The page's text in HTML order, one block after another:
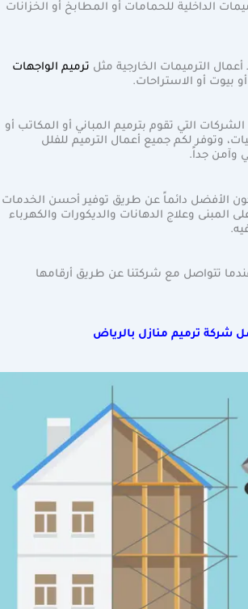
الداخلية للحمامات أو المطابخ أو الخزانات
أعمال الترميمات الخارجية مثل ترميم الواجهات
بيوت أو الاستراحات.
التي تقوم بترميم المباني أو المكاتب أو
وتوفر لكم جميع أعمال الترميم للفلل
وآمن جداً.
الأفضل دائماً عن طريق توفير أحسن الخدمات
المبنى وعلاج الدهانات والديكورات والكهرباء
تتواصل مع شركتنا عن طريق أرقامها
شركة ترميم منازل بالرياض